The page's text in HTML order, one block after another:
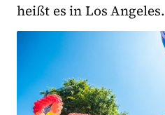
heißt es in Los Angeles.